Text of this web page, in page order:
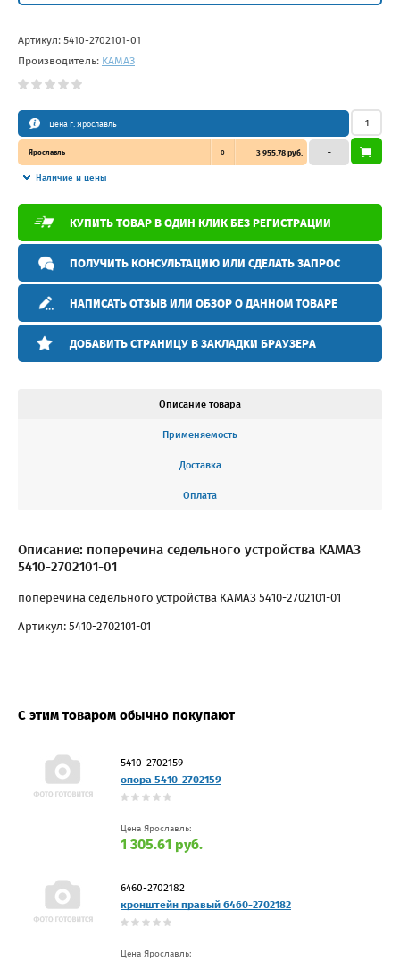
Артикул: 5410-2702101-01
Производитель: КАМАЗ
Цена г. Ярославль
Ярославль 0 3 955.78 руб.
Наличие и цены
–
КУПИТЬ ТОВАР В ОДИН КЛИК БЕЗ РЕГИСТРАЦИИ
ПОЛУЧИТЬ КОНСУЛЬТАЦИЮ ИЛИ СДЕЛАТЬ ЗАПРОС
НАПИСАТЬ ОТЗЫВ ИЛИ ОБЗОР О ДАННОМ ТОВАРЕ
ДОБАВИТЬ СТРАНИЦУ В ЗАКЛАДКИ БРАУЗЕРА
Описание товара
Применяемость
Доставка
Оплата
Описание: поперечина седельного устройства КАМАЗ
5410-2702101-01
поперечина седельного устройства КАМАЗ 5410-2702101-01
Артикул: 5410-2702101-01
С этим товаром обычно покупают
5410-2702159
опора 5410-2702159
Цена Ярославль:
1 305.61 руб.
6460-2702182
кронштейн правый 6460-2702182
Цена Ярославль: